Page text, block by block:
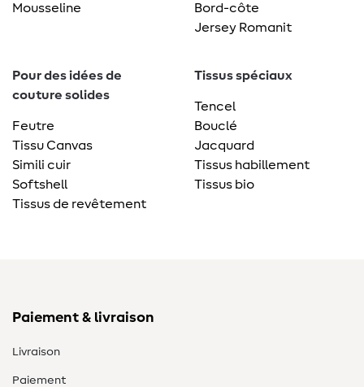
Mousseline
Bord-côte
Jersey Romanit
Pour des idées de
couture solides
Feutre
Tissu Canvas
Simili cuir
Softshell
Tissus de revêtement
Tissus spéciaux
Tencel
Bouclé
Jacquard
Tissus habillement
Tissus bio
Paiement & livraison
Livraison
Paiement